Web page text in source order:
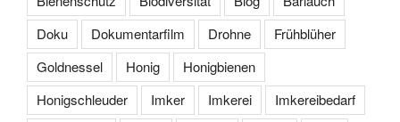
Doku
Dokumentarfilm Drohne
Frühblüher
Goldnessel
Honig
Honigbienen
Honigschleuder
Imker Imkerei
Imkereibedarf